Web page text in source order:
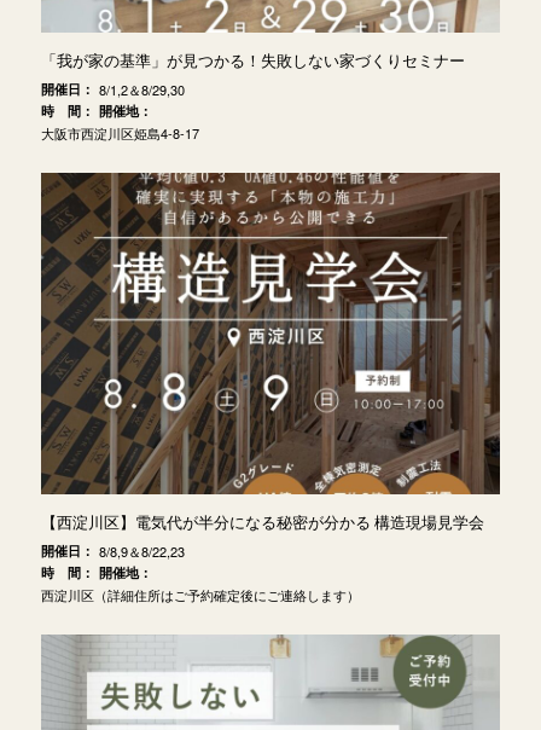
「我が家の基準」が見つかる！失敗しない家づくりセミナー
開催日： 8/1,2＆8/29,30
時 間： 開催地：
大阪市西淀川区姫島4-8-17
【西淀川区】電気代が半分になる秘密が分かる 構造現場見学会
開催日： 8/8,9＆8/22,23
時 間： 開催地：
西淀川区（詳細住所はご予約確定後にご連絡します）